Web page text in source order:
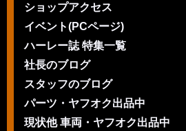
ショップアクセス
イベント(PCページ)
ハーレー誌 特集一覧
社長のブログ
スタッフのブログ
パーツ・ヤフオク出品中
現状他 車両・ヤフオク出品中